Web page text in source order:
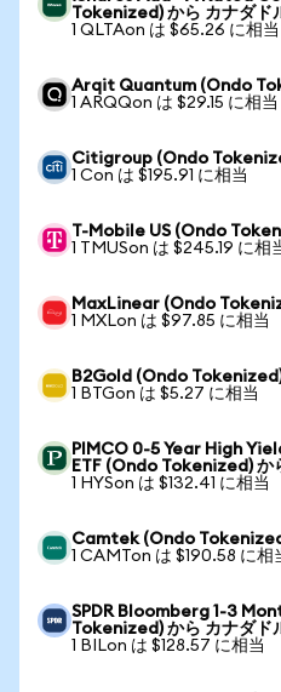
Tokenized) から カナダド
1 QLTAon は $65.26 に相当
Arqit Quantum (Ondo
1 ARQQon は $29.15 に相当
Citigroup (Ondo
1 Con は $195.91 に相当
T-Mobile US (Ondo
1 TMUSon は $245.19 に相
MaxLinear (Ondo
1 MXLon は $97.85 に相当
B2Gold (Ondo
1 BTGon は $5.27 に相当
PIMCO 0-5 Year High
ETF (Ondo Tokenized) か
1 HYSon は $132.41 に相当
Camtek (Ondo
1 CAMTon は $190.58 に相
SPDR Bloomberg 1-3
Tokenized) から カナダド
1 BILon は $128.57 に相当